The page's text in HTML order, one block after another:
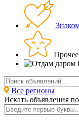
Прочее
Все регионы
Искать объявления по